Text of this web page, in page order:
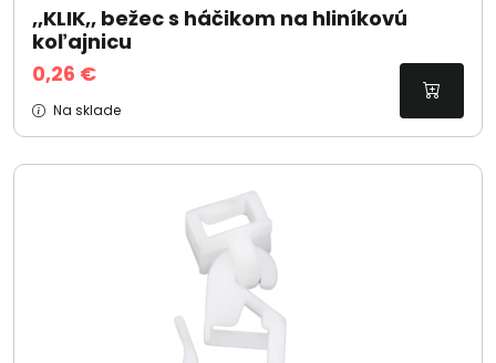
,,KLIK,, bežec s háčikom na hliníkovú
koľajnicu
0,26 €
Na sklade